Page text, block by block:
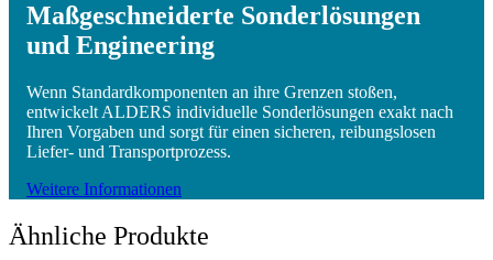
Maßgeschneiderte Sonderlösungen
und Engineering
Wenn Standardkomponenten an ihre Grenzen stoßen,
entwickelt ALDERS individuelle Sonderlösungen exakt nach
Ihren Vorgaben und sorgt für einen sicheren, reibungslosen
Liefer- und Transportprozess.
Weitere Informationen
Ähnliche Produkte